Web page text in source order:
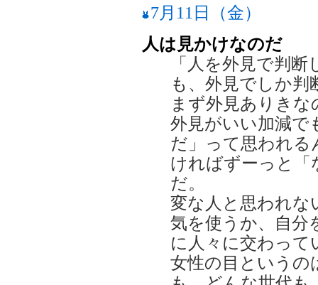
7月11日（金）
人は見かけなのだ
「人を外見で判
も、外見でしか
まず外見ありきな
外見がいい加減で
だ」って思われ
ければずーっと「
だ。
変な人と思われな
気を使うか、自分
に人々に交わって
女性の目というの